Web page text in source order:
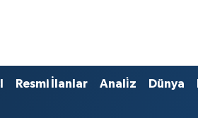
Resmi İlanlar Anali̇z Dünya